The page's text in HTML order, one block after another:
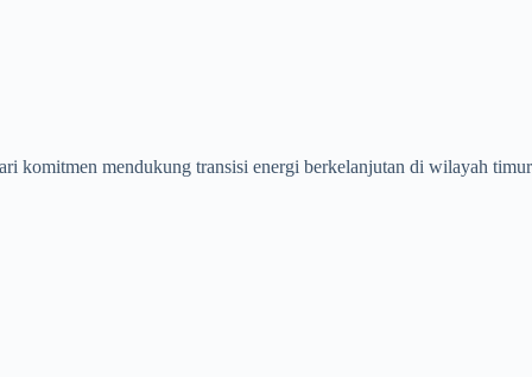
komitmen mendukung transisi energi berkelanjutan di wilayah timur